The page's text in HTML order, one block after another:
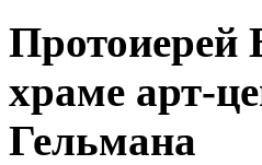
Протоиерей
храме арт-
Гельмана